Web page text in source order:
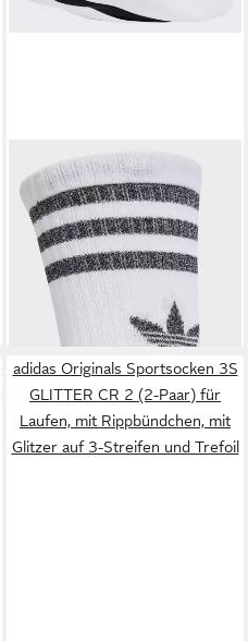
ADIDAS ORIGINALS
Sportsocken 3S GL CT S 3P
ab 11,99 €
adidas Originals Sportsocken 3S
GLITTER CR 2 (2-Paar) für
Laufen, mit Rippbündchen, mit
Glitzer auf 3-Streifen und Trefoil